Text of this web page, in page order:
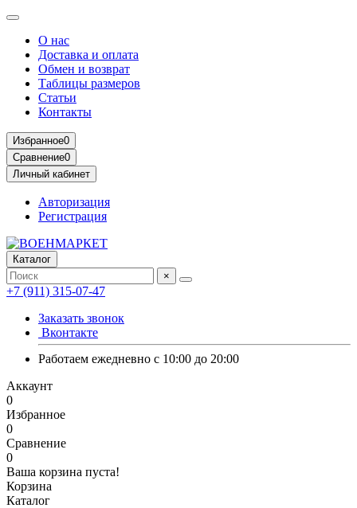
О нас
Доставка и оплата
Обмен и возврат
Таблицы размеров
Статьи
Контакты
Избранное0
Сравнение0
Личный кабинет
Авторизация
Регистрация
Каталог
×
+7 (911) 315-07-47
Заказать звонок
Вконтакте
Работаем ежедневно с 10:00 до 20:00
Аккаунт
0
Избранное
0
Сравнение
0
Ваша корзина пуста!
Корзина
Каталог